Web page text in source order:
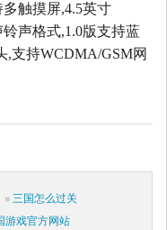
多触摸屏,4.5英寸
声格式,1.0版支持蓝
,支持WCDMA/GSM网
三国怎么过关
游戏官方网站